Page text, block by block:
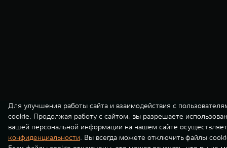
Для улучшения работы сайта и взаимодействия с
cookie. Продолжая работу с сайтом, вы разрешаете
вашей персональной информации на нашем сайте
конфиденциальности. Вы всегда можете отключить файлы